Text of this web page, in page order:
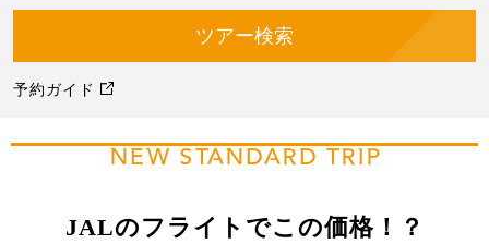
予約ガイド
NEW STANDARD TRIP
JALのフライトでこの価格！？